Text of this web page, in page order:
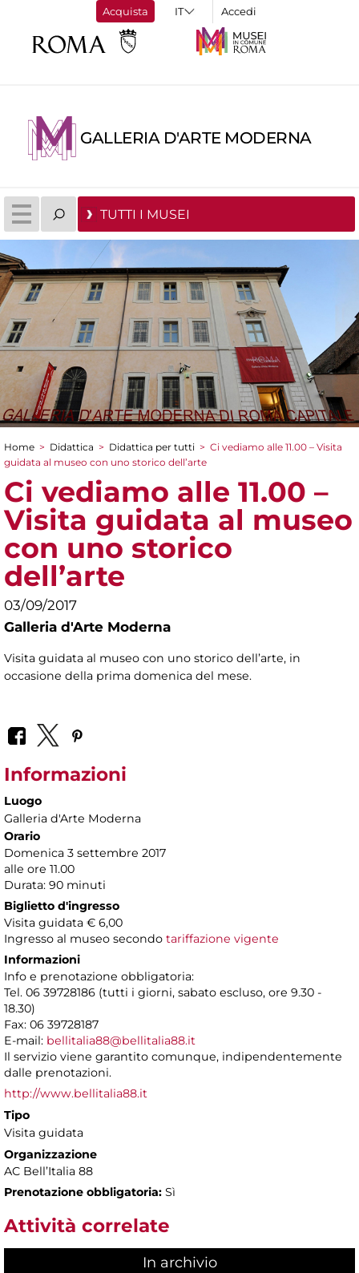
Acquista Accedi
GALLERIA D'ARTE MODERNA
TUTTI I MUSEI
Tu sei qui
Home > Didattica > Didattica per tutti > Ci vediamo alle 11.00 – Visita
guidata al museo con uno storico dell’arte
Ci vediamo alle 11.00 –
Visita guidata al museo
con uno storico
dell’arte
03/09/2017
Galleria d'Arte Moderna
Visita guidata al museo con uno storico dell’arte, in
occasione della prima domenica del mese.
Informazioni
Luogo
Galleria d'Arte Moderna
Orario
Domenica 3 settembre 2017
alle ore 11.00
Durata: 90 minuti
Biglietto d'ingresso
Visita guidata € 6,00
Ingresso al museo secondo tariffazione vigente
Informazioni
Info e prenotazione obbligatoria:
Tel. 06 39728186 (tutti i giorni, sabato escluso, ore 9.30 -
18.30)
Fax: 06 39728187
E-mail: bellitalia88@bellitalia88.it
Il servizio viene garantito comunque, indipendentemente
dalle prenotazioni.
http://www.bellitalia88.it
Tipo
Visita guidata
Organizzazione
AC Bell’Italia 88
Prenotazione obbligatoria: Sì
Attività correlate
In archivio